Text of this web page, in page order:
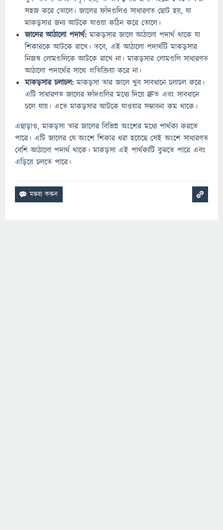
সহজ করে তোলে। জালের ফাঁদগুলিও সাধারণত ছোট হয়, যা
মাকড়সার জন্য আটকে যাওয়া কঠিন করে তোলে।
জালের আঠালো পদার্থ: মাকড়সার জালে আঠালো পদার্থ থাকে যা
শিকারকে আটকে রাখে। তবে, এই আঠালো পদার্থটি মাকড়সার
নিজস্ব লোমগুলিকে আটকে রাখে না। মাকড়সার লোমগুলি সাধারণত
আঠালো পদার্থের সাথে প্রতিক্রিয়া করে না।
মাকড়সার চলাচল: মাকড়সা তার জালে খুব সাবধানে চলাচল করে।
এটি সাধারণত জালের ফাঁদগুলির মধ্যে দিয়ে দ্রুত এবং সাবধানে
চলে যায়। এতে মাকড়সার আটকে যাওয়ার সম্ভাবনা কম থাকে।
এছাড়াও, মাকড়সা তার জালের বিভিন্ন অংশের মধ্যে পার্থক্য করতে
পারে। এটি জালের যে অংশে শিকার ধরা হয়েছে সেই অংশে সাধারণত
বেশি আঠালো পদার্থ থাকে। মাকড়সা এই পার্থক্যটি বুঝতে পারে এবং
এড়িয়ে চলতে পারে।